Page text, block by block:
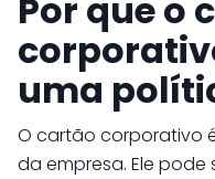
Por que o
uma
O cartão corporativo
da empresa. Ele